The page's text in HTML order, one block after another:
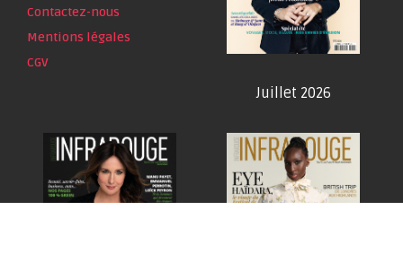
Contactez-nous
Mentions légales
CGV
Juillet 2026